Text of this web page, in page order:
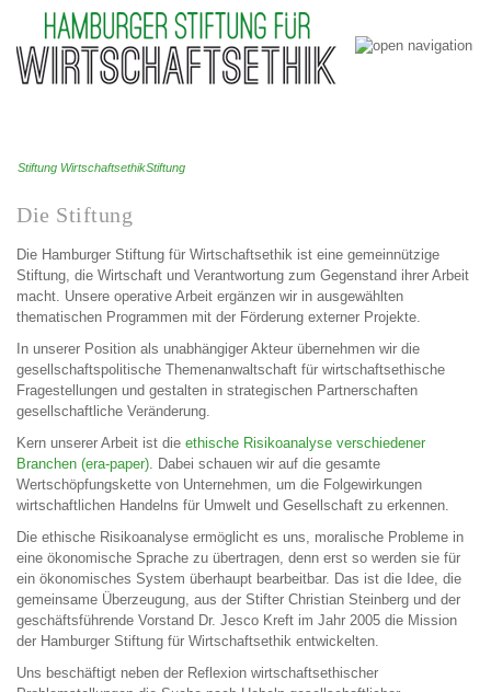
Stiftung WirtschaftsethikStiftung
Die Stiftung
Die Hamburger Stiftung für Wirtschaftsethik ist eine gemeinnützige
Stiftung, die Wirtschaft und Verantwortung zum Gegenstand ihrer Arbeit
macht. Unsere operative Arbeit ergänzen wir in ausgewählten
thematischen Programmen mit der Förderung externer Projekte.
In unserer Position als unabhängiger Akteur übernehmen wir die
gesellschaftspolitische Themenanwaltschaft für wirtschaftsethische
Fragestellungen und gestalten in strategischen Partnerschaften
gesellschaftliche Veränderung.
Kern unserer Arbeit ist die ethische Risikoanalyse verschiedener
Branchen (era-paper). Dabei schauen wir auf die gesamte
Wertschöpfungskette von Unternehmen, um die Folgewirkungen
wirtschaftlichen Handelns für Umwelt und Gesellschaft zu erkennen.
Die ethische Risikoanalyse ermöglicht es uns, moralische Probleme in
eine ökonomische Sprache zu übertragen, denn erst so werden sie für
ein ökonomisches System überhaupt bearbeitbar. Das ist die Idee, die
gemeinsame Überzeugung, aus der Stifter Christian Steinberg und der
geschäftsführende Vorstand Dr. Jesco Kreft im Jahr 2005 die Mission
der Hamburger Stiftung für Wirtschaftsethik entwickelten.
Uns beschäftigt neben der Reflexion wirtschaftsethischer